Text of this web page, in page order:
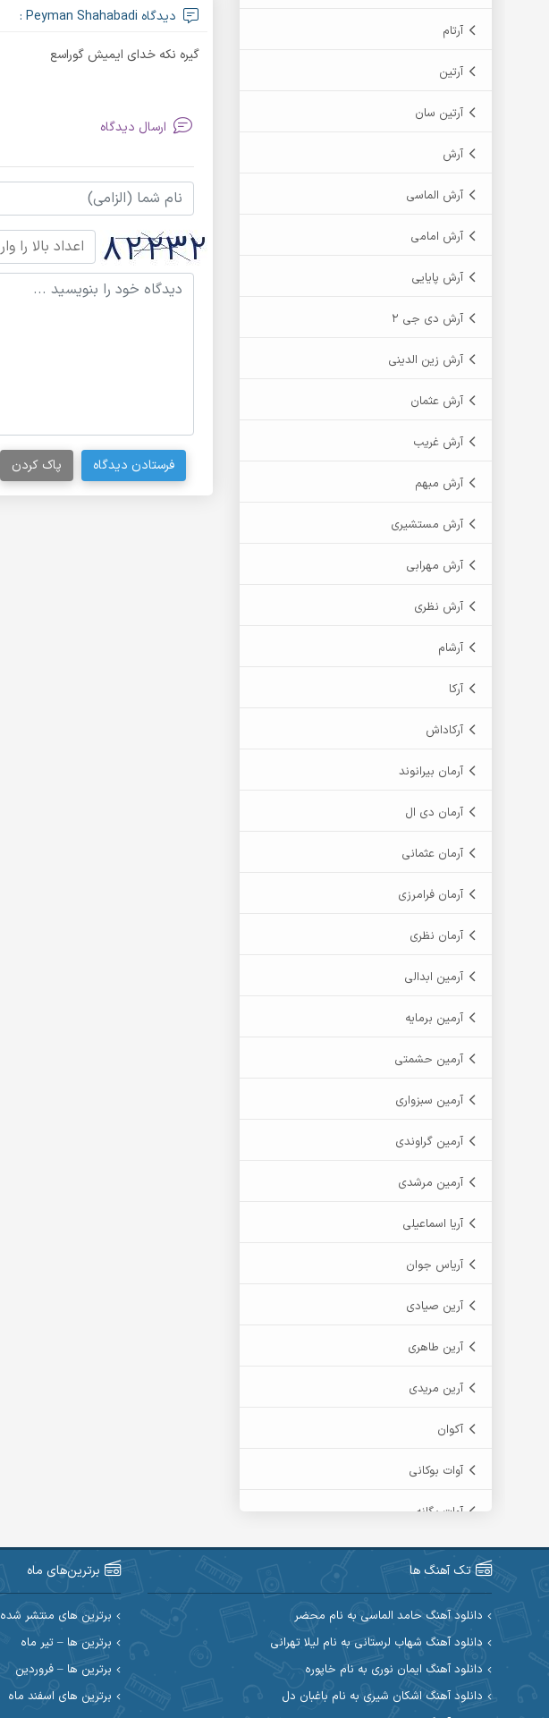
آرتام
آرتین
آرتین سان
آرش
آرش الماسی
آرش امامی
آرش پایایی
آرش دی جی 2
آرش زین الدینی
آرش عثمان
آرش غریب
آرش مبهم
آرش مستشیری
آرش مهرابی
آرش نظری
آرشام
آرکا
آرکاداش
آرمان بیرانوند
آرمان دی ال
آرمان عثمانی
آرمان فرامرزی
آرمان نظری
آرمین ابدالی
آرمین برمایه
آرمین حشمتی
آرمین سبزواری
آرمین گراوندی
آرمین مرشدی
آریا اسماعیلی
آریاس جوان
آرین صیادی
آرین طاهری
آرین مریدی
آکوان
آوات بوکانی
آوات یگانه
آیت احمدنژاد
آیهان
ابراهیم شمس
ابوالحسن جاویدان
دیدگاه Peyman Shahabadi :
گیره نکه خدای ایمیش گوراسع
ارسال دیدگاه
فرستادن دیدگاه پاک کردن
تک آهنگ ها
دانلود آهنگ حامد الماسی به نام محضر
دانلود آهنگ شهاب لرستانی به نام لیلا تهرانی
دانلود آهنگ ایمان نوری به نام خاپوره
دانلود آهنگ اشکان شیری به نام باغبان دل
برترین‌های ماه
برترین های منتشر شده
برترین ها – تیر ماه
برترین ها – فروردین
برترین های اسفند ماه